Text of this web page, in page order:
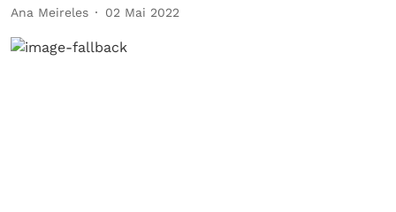
Ana Meireles 02 Mai 2022